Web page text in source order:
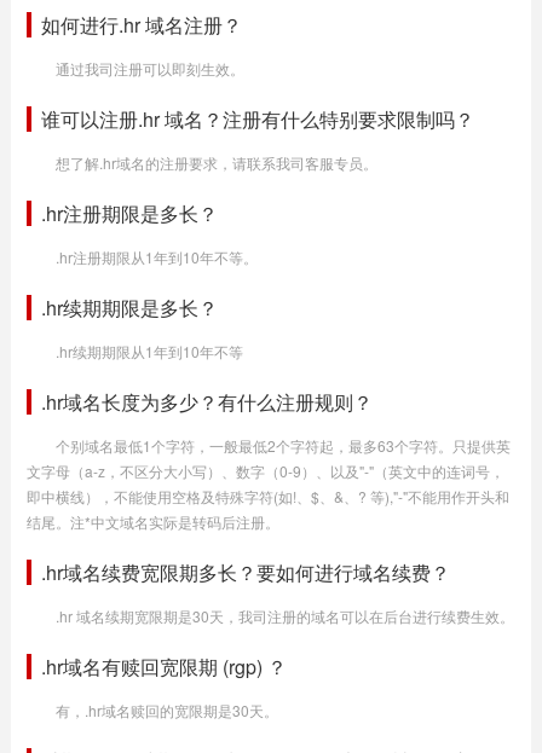
如何进行.hr 域名注册？
通过我司注册可以即刻生效。
谁可以注册.hr 域名？注册有什么特别要求限制吗？
想了解.hr域名的注册要求，请联系我司客服专员。
.hr注册期限是多长？
.hr注册期限从1年到10年不等。
.hr续期期限是多长？
.hr续期期限从1年到10年不等
.hr域名长度为多少？有什么注册规则？
个别域名最低1个字符，一般最低2个字符起，最多63个字符。只提供英
文字母（a-z，不区分大小写）、数字（0-9）、以及"-"（英文中的连词号，
即中横线），不能使用空格及特殊字符(如!、$、&、? 等),"-"不能用作开头和
结尾。注*中文域名实际是转码后注册。
.hr域名续费宽限期多长？要如何进行域名续费？
.hr 域名续期宽限期是30天，我司注册的域名可以在后台进行续费生效。
.hr域名有赎回宽限期 (rgp) ？
有，.hr域名赎回的宽限期是30天。